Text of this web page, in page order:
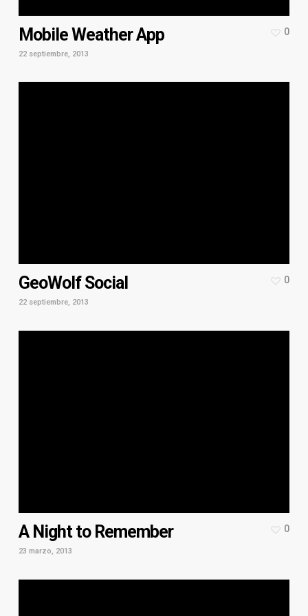
Mobile Weather App
22 septiembre, 2013
0
GeoWolf Social
22 septiembre, 2013
0
A Night to Remember
23 marzo, 2013
0